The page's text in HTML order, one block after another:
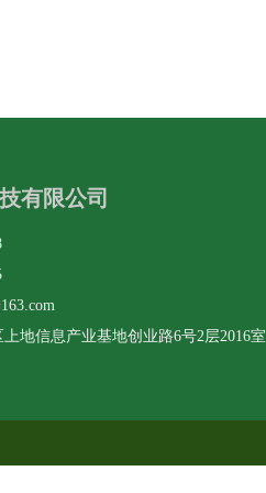
有限公司
地信息产业基地创业路6号2层2016室